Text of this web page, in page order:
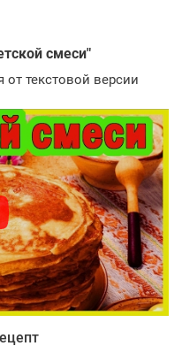
смеси"
текстовой версии